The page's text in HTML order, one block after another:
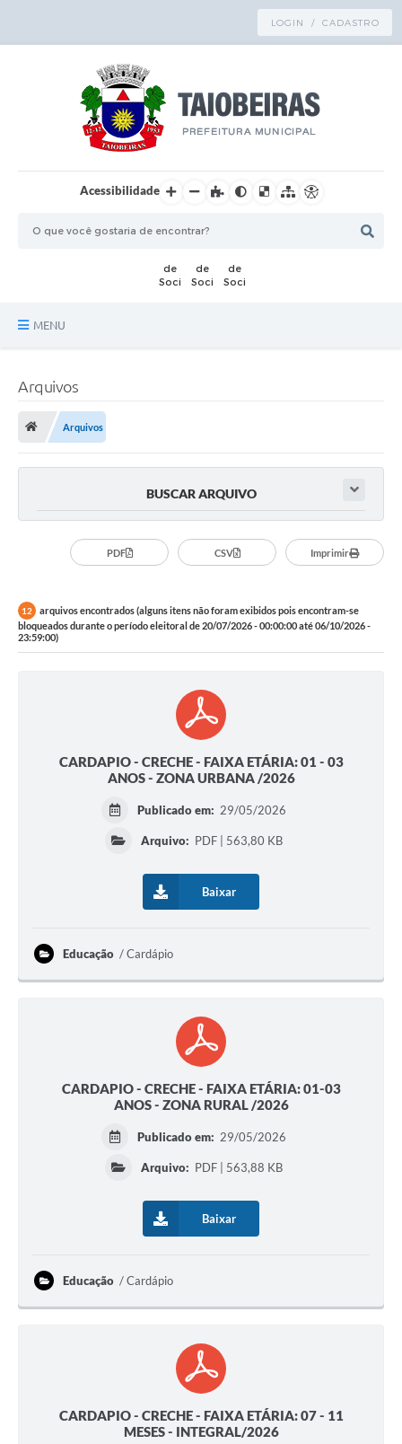
LOGIN / CADASTRO
Acessibilidade
MENU
Publicações
A Prefeitura
Mapa do Site
SIC
Galeria de Vídeos
Sala M. do Empreendedor
Arquivos
Arquivos
BUSCAR ARQUIVO
PDF CSV Imprimir
12
arquivos encontrados (alguns itens não foram exibidos pois encontram-se
bloqueados durante o período eleitoral de 20/07/2026 - 00:00:00 até 06/10/2026 -
23:59:00)
CARDAPIO - CRECHE - FAIXA ETÁRIA: 01 - 03
ANOS - ZONA URBANA /2026
Publicado em: 29/05/2026
Arquivo: PDF | 563,80 KB
Baixar
Educação Cardápio
CARDAPIO - CRECHE - FAIXA ETÁRIA: 01-03
ANOS - ZONA RURAL /2026
Publicado em: 29/05/2026
Arquivo: PDF | 563,88 KB
Baixar
Educação Cardápio
CARDAPIO - CRECHE - FAIXA ETÁRIA: 07 - 11
MESES - INTEGRAL/2026